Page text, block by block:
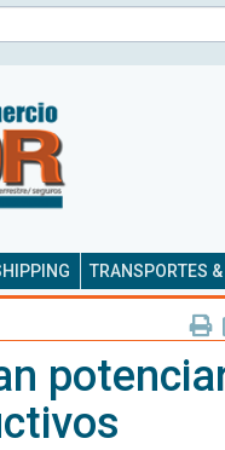
TRANSPORTES